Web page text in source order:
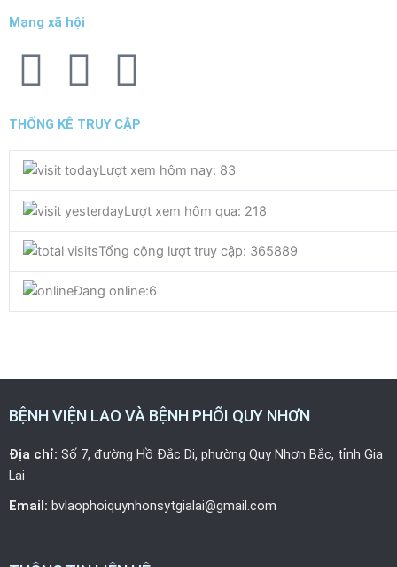
Mạng xã hội
F
a
c
e
b
o
k
T
w
i
t
t
e
Y
o
u
t
u
b
THỐNG KÊ TRUY CẬP
Lượt xem hôm nay: 83
Lượt xem hôm qua: 218
Tổng cộng lượt truy cập: 365889
Đang online:6
BỆNH VIỆN LAO VÀ BỆNH PHỔI QUY NHƠN
Địa chỉ: Số 7, đường Hồ Đắc Di, phường Quy Nhơn Bắc, tỉnh Gia
Lai
Email: bvlaophoiquynhonsytgialai@gmail.com